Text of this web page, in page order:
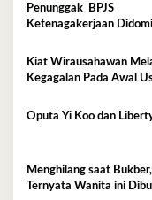
Penunggak BPJS
Ketenagakerjaan
Kiat Wirausahawan Melawan
Kegagalan Pada Awal
Oputa Yi Koo dan
Menghilang saat Bukber,
Ternyata Wanita ini